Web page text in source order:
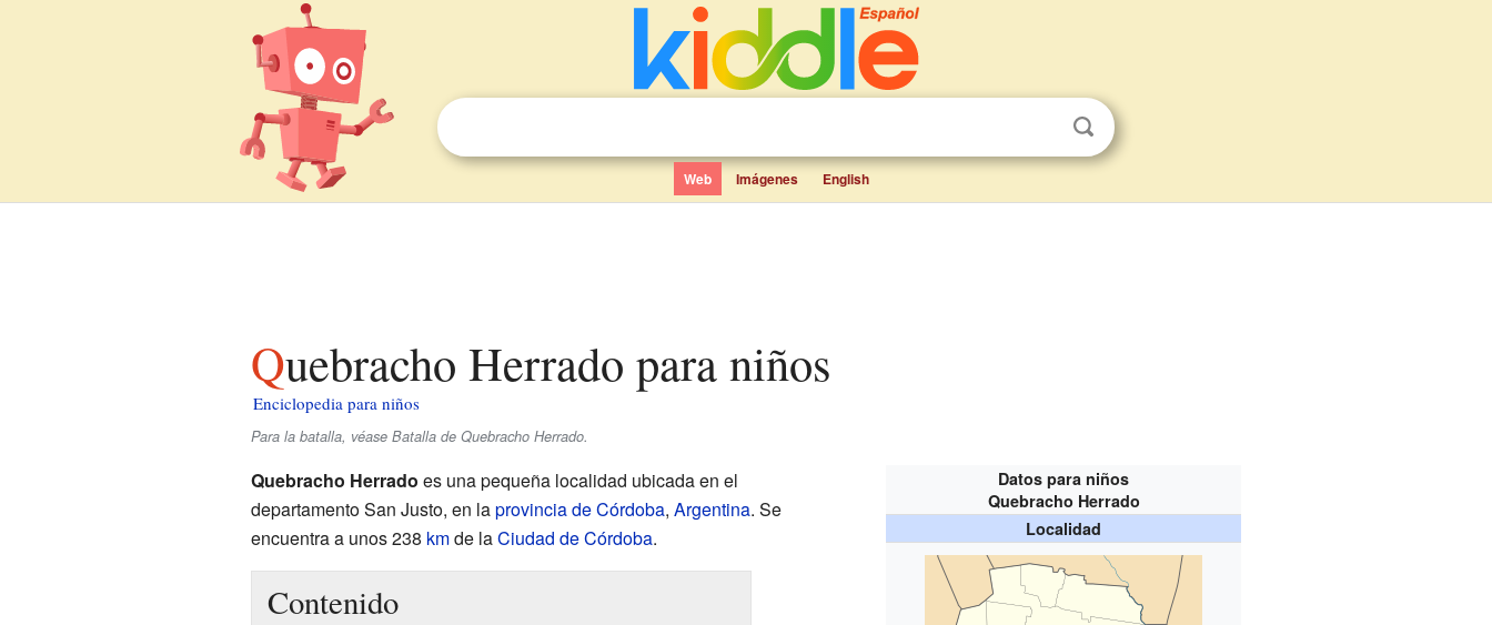
Web Imágenes English
Quebracho Herrado para niños
Enciclopedia para niños
Para la batalla, véase Batalla de Quebracho Herrado.
Datos para niños
Quebracho Herrado
Localidad
Quebracho Herrado es una pequeña localidad ubicada en el
departamento San Justo, en laprovincia de Córdoba, Argentina. Se
encuentra a unos 238 kmde laCiudad de Córdoba.
Contenido